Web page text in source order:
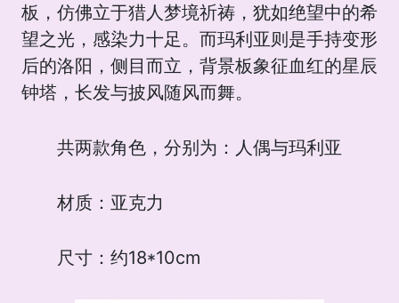
板，仿佛立于猎人梦境祈祷，犹如绝望中的希
望之光，感染力十足。而玛利亚则是手持变形
后的洛阳，侧目而立，背景板象征血红的星辰
钟塔，长发与披风随风而舞。
共两款角色，分别为：人偶与玛利亚
材质：亚克力
尺寸：约18*10cm